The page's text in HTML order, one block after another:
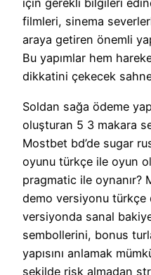
için gerekli bilgileri
filmleri, sinema
araya getiren önemli
Bu yapımlar hem
dikkatini çekecek
Soldan sağa ödeme
oluşturan 5 3 makara
Mostbet bd’de sugar
oyunu türkçe ile oyun
pragmatic ile oynanır?
demo versiyonu türkçe
versiyonda sanal
sembollerini, bonus
yapısını anlamak
şekilde risk almadan